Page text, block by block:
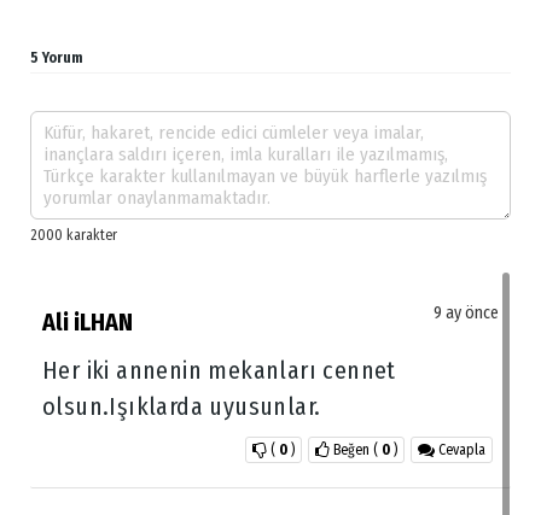
5 Yorum
Ali iLHAN 9 ay önce
Her iki annenin mekanları cennet
olsun.Işıklarda uyusunlar.
Cevapla
Beğen ( 0 )
( 0 )